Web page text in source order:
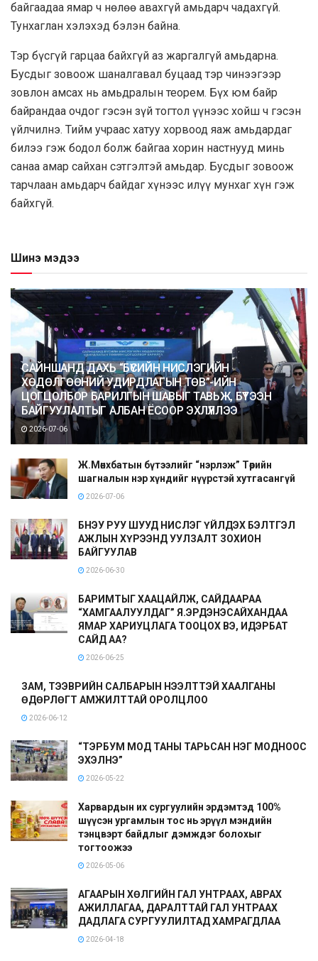
байгаадаа ямар ч нөлөө авахгүй амьдарч чадахгүй.
Тунхаглан хэлэхэд бэлэн байна.
Тэр бүсгүй гарцаа байхгүй аз жаргалгүй амьдарна.
Бусдыг зовоож шаналгавал буцаад тэр чинээгээр
зовлон амсах нь амьдралын теорем. Бүх юм байр
байрандаа очдог гэсэн зүй тогтол үүнээс хойш ч гэсэн
үйлчилнэ. Тийм учраас хатуу хорвоод яаж амьдардаг
билээ гэж бодол болж байгаа хорин настнууд минь
санаа амар сайхан сэтгэлтэй амьдар. Бусдыг зовоож
тарчлаан амьдарч байдаг хүнээс илүү мунхаг хүн гэж
байхгүй.
Шинэ мэдээ
САЙНШАНД ДАХЬ “БҮСИЙН НИСЛЭГИЙН
ХӨДӨЛГӨӨНИЙ УДИРДЛАГЫН ТӨВ”-ИЙН
ЦОГЦОЛБОР БАРИЛГЫН ШАВЫГ ТАВЬЖ, БҮТЭЭН
БАЙГУУЛАЛТЫГ АЛБАН ЁСООР ЭХЛҮҮЛЛЭЭ
2026-07-06
Ж.Мөнхбатын бүтээлийг “нэрлэж” Төрийн
шагналын нэр хүндийг нүүрстэй хутгасангүй
2026-07-06
БНЭУ РУУ ШУУД НИСЛЭГ ҮЙЛДЭХ БЭЛТГЭЛ
АЖЛЫН ХҮРЭЭНД УУЛЗАЛТ ЗОХИОН
БАЙГУУЛАВ
2026-06-30
БАРИМТЫГ ХААЦАЙЛЖ, САЙДААРАА
“ХАМГААЛУУЛДАГ” Я.ЭРДЭНЭСАЙХАНДАА
ЯМАР ХАРИУЦЛАГА ТООЦОХ ВЭ, ИДЭРБАТ
САЙД АА?
2026-06-25
ЗАМ, ТЭЭВРИЙН САЛБАРЫН НЭЭЛТТЭЙ ХААЛГАНЫ
ӨДӨРЛӨГТ АМЖИЛТТАЙ ОРОЛЦЛОО
2026-06-12
“ТЭРБУМ МОД ТАНЫ ТАРЬСАН НЭГ МОДНООС
ЭХЭЛНЭ”
2026-05-22
Харвардын их сургуулийн эрдэмтэд 100%
шүүсэн ургамлын тос нь эрүүл мэндийн
тэнцвэрт байдлыг дэмждэг болохыг
тогтоожээ
2026-05-06
АГААРЫН ХӨЛГИЙН ГАЛ УНТРААХ, АВРАХ
АЖИЛЛАГАА, ДАРАЛТТАЙ ГАЛ УНТРААХ
ДАДЛАГА СУРГУУЛИЛТАД ХАМРАГДЛАА
2026-04-18